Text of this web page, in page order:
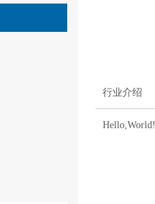
行业介绍
Hello,World!